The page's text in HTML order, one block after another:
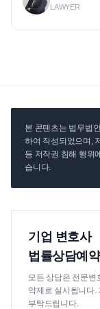
LAWYER
본 콘텐츠는 법무법
하여 작성되었으며,
등 저작권 침해 행위
습니다.
기업 변호사
법률상담예약
모든 상담은 전문변
약제로 실시됩니다.
부탁드립니다.